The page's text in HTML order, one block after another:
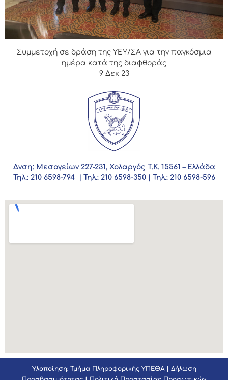
Συμμετοχή σε δράση της ΥΕΥ/ΣΑ για την παγκόσμια
ημέρα κατά της διαφθοράς
9 Δεκ 23
Δνση: Μεσογείων 227-231, Χολαργός Τ.Κ. 15561 – Ελλάδα
Τηλ.: 210 6598-794 | Τηλ.: 210 6598-350 | Τηλ.: 210 6598-596
Υλοποίηση: Τμήμα Πληροφορικής ΥΠΕΘΑ| Δήλωση